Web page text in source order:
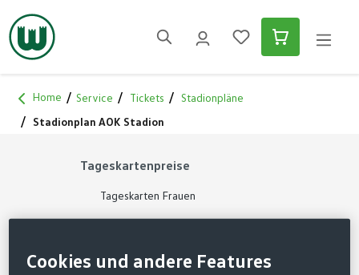
springen
Home Service Tickets Stadionpläne
Stadionplan AOK Stadion
Tageskartenpreise
Tageskarten Frauen
Cookies und andere Features